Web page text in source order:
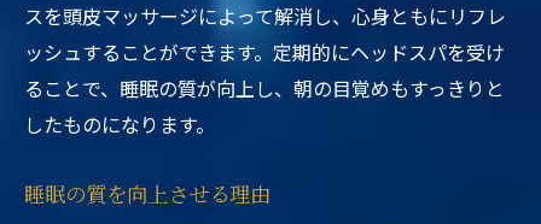
スを頭皮マッサージによって解消し、心身ともにリフレ
ッシュすることができます。定期的にヘッドスパを受け
ることで、睡眠の質が向上し、朝の目覚めもすっきりと
したものになります。
睡眠の質を向上させる理由